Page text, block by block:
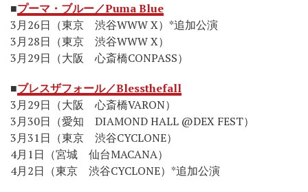
■プーマ・ブルー／Puma Blue
3月26日（東京 渋谷WWW X）*追加公演
3月28日（東京 渋谷WWW X）
3月29日（大阪 心斎橋CONPASS）
■ブレスザフォール／Blessthefall
3月29日（大阪 心斎橋VARON）
3月30日（愛知 DIAMOND HALL @DEX FEST）
3月31日（東京 渋谷CYCLONE）
4月1日（宮城 仙台MACANA）
4月2日（東京 渋谷CYCLONE）*追加公演